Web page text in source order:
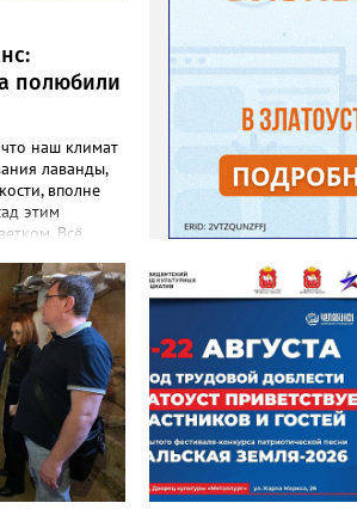
полюбили
наш климат
лаванды,
вполне
этим
Всё
эстетику
узнал
дачниц. «Я
фото), -
хозяйка
–
что
Вот уже
меня. Соседи
до них